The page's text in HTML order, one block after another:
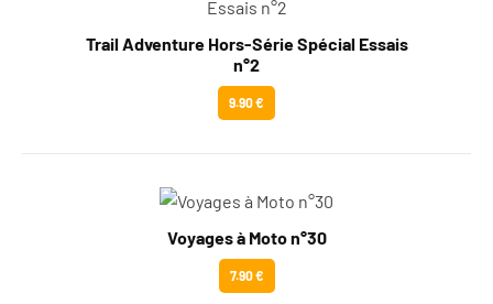
Trail Adventure Hors-Série Spécial Essais
n°2
9.90 €
Voyages à Moto n°30
7.90 €